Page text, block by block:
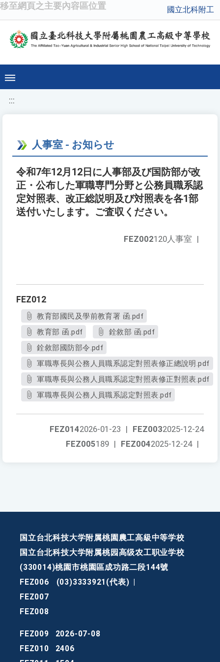
移至網頁之主要內容區位置 國立北科附工
:::
人事室 - お知らせ
令和7年12月12日に人事部及び国防部が改
正・公布した軍職専門分野と公務員職系認
定対照表、改正総説明及び対照表を各1部
送付いたします。ご査収ください。
FEZ002120人事室 |
FEZ012
教育部國民及學前教育署 函.pdf
教育部 函.pdf
銓敘部 函.pdf
銓敘部國防部令.pdf
軍職專長與公務人員職系認定對照表修正總說明.pdf
軍職專長與公務人員職系認定對照表修正對照表.pdf
軍職專長與公務人員職系認定對照表.pdf
FEZ0032025-12-24
FEZ0142026-01-23 |
FEZ0042025-12-24 |
FEZ005189 |
国立台北科技大学附属桃園農工高級中等学校
国立台北科技大学附属桃园高级农工职业学校
(330014)桃園市桃園區成功路二段144號
FEZ006
(03)3333921(代表)
FEZ007
FEZ008
FEZ009
2026-07-08
FEZ010
2406